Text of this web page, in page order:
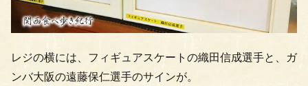
レジの横には、フィギュアスケートの織田信成選手と、ガ
ンバ大阪の遠藤保仁選手のサインが。